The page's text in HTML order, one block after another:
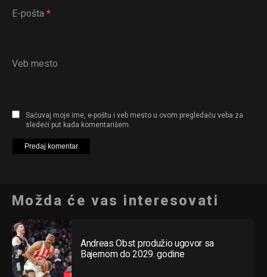
E-pošta *
Veb mesto
Sačuvaj moje ime, e-poštu i veb mesto u ovom pregledaču veba za
sledeći put kada komentarišem.
Možda će vas interesovati
Andreas Obst produžio ugovor sa
Bajernom do 2029. godine